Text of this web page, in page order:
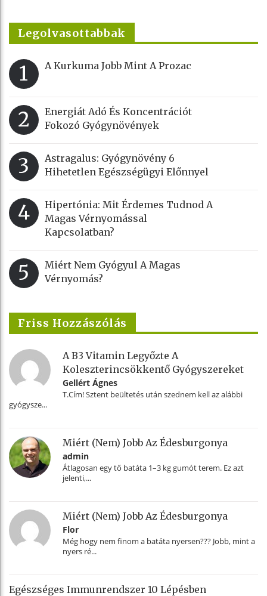
Legolvasottabbak
1 A Kurkuma Jobb Mint A Prozac
2
Energiát Adó És Koncentrációt
Fokozó Gyógynövények
3
Astragalus: Gyógynövény 6
Hihetetlen Egészségügyi Előnnyel
4
Hipertónia: Mit Érdemes Tudnod A
Magas Vérnyomással
Kapcsolatban?
5
Miért Nem Gyógyul A Magas
Vérnyomás?
Friss Hozzászólás
A B3 Vitamin Legyőzte A
Koleszterincsökkentő Gyógyszereket
Gellért Ágnes
T.Cím! Sztent beültetés után szednem kell az alábbi
gyógysze...
Miért (nem) Jobb Az Édesburgonya
admin
Átlagosan egy tő batáta 1–3 kg gumót terem. Ez azt
jelenti,...
Miért (nem) Jobb Az Édesburgonya
Flor
Még hogy nem finom a batáta nyersen??? Jobb, mint a
nyers ré...
Egészséges Immunrendszer 10 Lépésben